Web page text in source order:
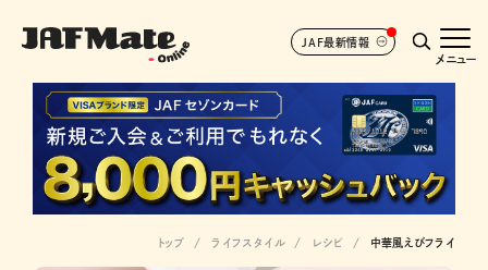
JAF最新情報
メニュー
トップ ライフスタイル レシピ 中華風えびフライ